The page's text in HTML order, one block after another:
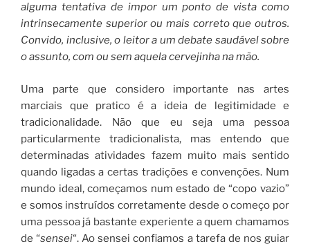
alguma tentativa de impor um ponto de vista como
intrinsecamente superior ou mais correto que outros.
Convido, inclusive, o leitor a um debate saudável sobre
o assunto, com ou sem aquela cervejinha na mão.
Uma parte que considero importante nas artes
marciais que pratico é a ideia de legitimidade e
tradicionalidade. Não que eu seja uma pessoa
particularmente tradicionalista, mas entendo que
determinadas atividades fazem muito mais sentido
quando ligadas a certas tradições e convenções. Num
mundo ideal, começamos num estado de “copo vazio”
e somos instruídos corretamente desde o começo por
uma pessoa já bastante experiente a quem chamamos
de “sensei“. Ao sensei confiamos a tarefa de nos guiar